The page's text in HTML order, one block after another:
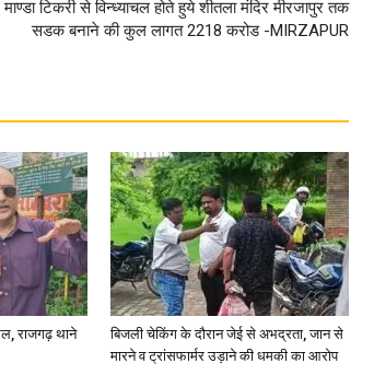
माण्डा टिकरी से विन्ध्याचल होते हुये शीतला मंदिर मीरजापुर तक
सडक बनाने की कुल लागत 2218 करोड -MIRZAPUR
राजगढ़ थाने
बिजली चेकिंग के दौरान जेई से अभद्रता, जान से
मारने व ट्रांसफार्मर उड़ाने की धमकी का आरोप